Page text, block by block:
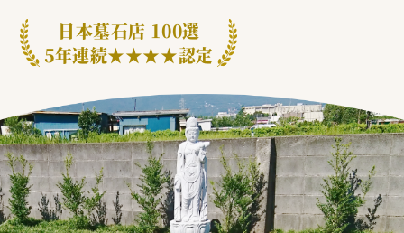
日本墓石店 100選
5年連続★★★★認定